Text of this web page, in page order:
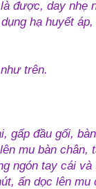
được, day nhẹ
hạ huyết
trên.
gấp đầu gối,
mu bàn
ngón tay cái
ấn dọc lên